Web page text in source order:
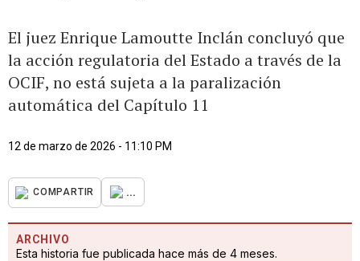
El juez Enrique Lamoutte Inclán concluyó que
la acción regulatoria del Estado a través de la
OCIF, no está sujeta a la paralización
automática del Capítulo 11
12 de marzo de 2026 - 11:10 PM
COMPARTIR ...
ARCHIVO
Esta historia fue publicada hace más de 4 meses.